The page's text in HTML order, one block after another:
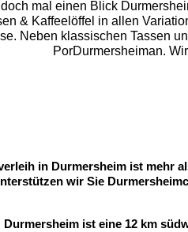
mal einen Blick
& Kaffeelöffel in allen
Neben klassischen Tassen
PorDurmersheiman.
in Durmersheim ist mehr
wir Sie
Durmersheim ist eine 12 km